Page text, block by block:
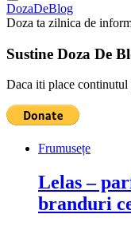
DozaDeBlog
Doza ta zilnica de
Sustine Doza De
Daca iti place continutul
Frumusețe
Lelas –
branduri